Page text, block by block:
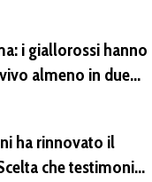
i giallorossi hanno
almeno in due
milioni
ha rinnovato il
che testimonia